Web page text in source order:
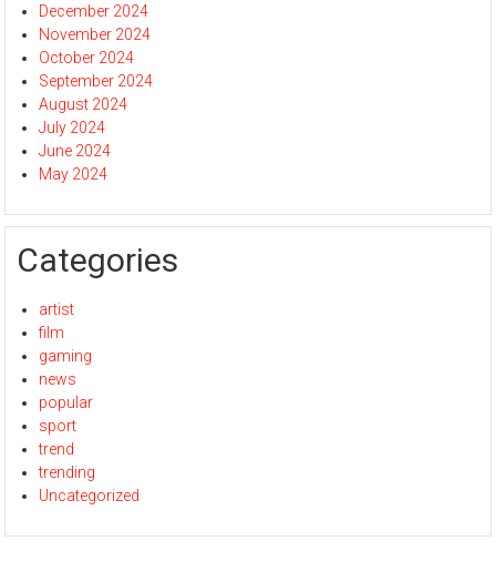
December 2024
November 2024
October 2024
September 2024
August 2024
July 2024
June 2024
May 2024
Categories
artist
film
gaming
news
popular
sport
trend
trending
Uncategorized